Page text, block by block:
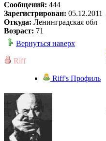
Сообщений: 444
Зарегистрирован: 05.12.2011
Откуда: Ленинградская обл
Возраст: 71
Вернуться наверх
Riff
Riff's Профиль